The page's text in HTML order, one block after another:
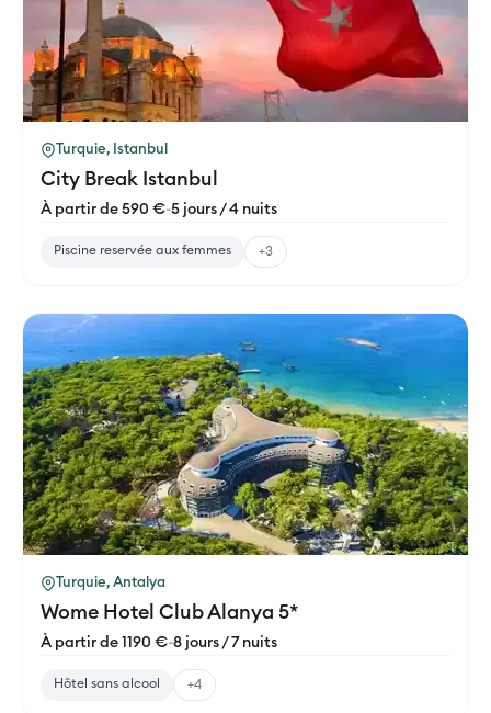
Turquie, Istanbul
City Break Istanbul
À partir de 590 €-5 jours / 4 nuits
Piscine reservée aux femmes +3
Turquie, Antalya
Wome Hotel Club Alanya 5*
À partir de 1190 €-8 jours / 7 nuits
Hôtel sans alcool +4